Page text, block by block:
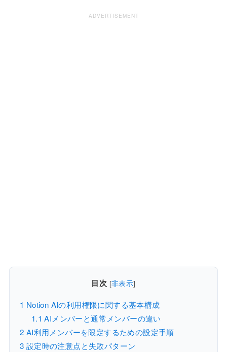
ADVERTISEMENT
目次 [非表示]
1 Notion AIの利用権限に関する基本構成
1.1 AIメンバーと通常メンバーの違い
2 AI利用メンバーを限定するための設定手順
3 設定時の注意点と失敗パターン